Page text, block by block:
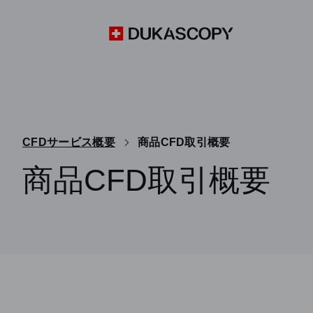
CFDサービス概要 商品CFD取引概要
商品CFD取引概要